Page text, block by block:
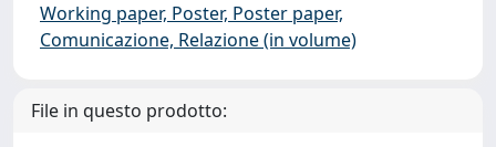
Working paper, Poster, Poster paper,
Comunicazione, Relazione (in volume)
File in questo prodotto: